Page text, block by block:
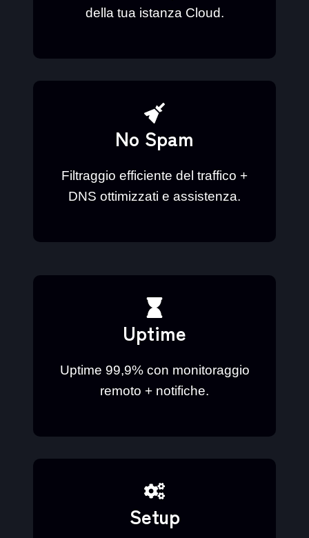
della tua istanza Cloud.
No Spam
Filtraggio efficiente del traffico +
DNS ottimizzati e assistenza.
Uptime
Uptime 99,9% con monitoraggio
remoto + notifiche.
Setup